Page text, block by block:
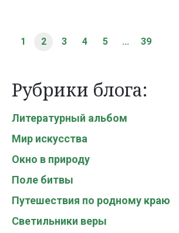
1 2 3 4 5 ... 39
Рубрики блога:
Литературный альбом
Мир искусства
Окно в природу
Поле битвы
Путешествия по родному краю
Светильники веры